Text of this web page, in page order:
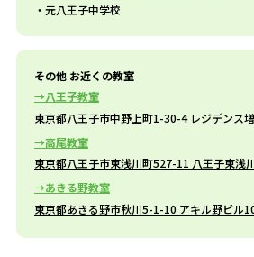
元八王子中学校
その他 お近くの教室
八王子教室
東京都八王子市中野上町1-30-4 レジデンス
高尾教室
東京都八王子市東浅川町527-11 八王子東浅
あきる野教室
東京都あきる野市秋川5-1-10 アキル野ビル